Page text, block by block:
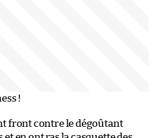
!
front contre le dégoûtant